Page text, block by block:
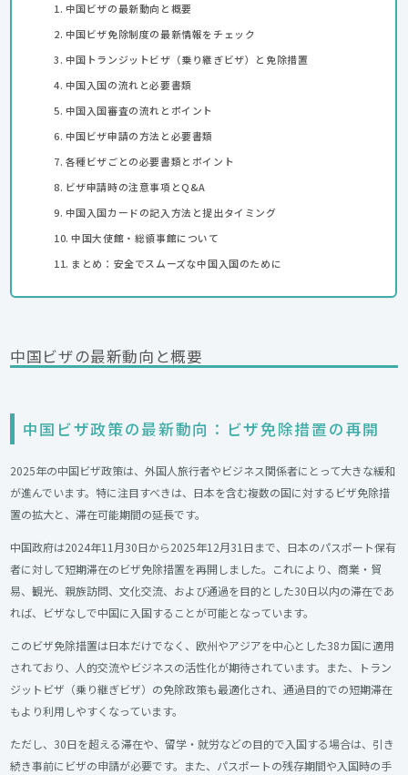
中国ビザの最新動向と概要
中国ビザ免除制度の最新情報をチェック
中国トランジットビザ（乗り継ぎビザ）と免除措置
中国入国の流れと必要書類
中国入国審査の流れとポイント
中国ビザ申請の方法と必要書類
各種ビザごとの必要書類とポイント
ビザ申請時の注意事項とQ&A
中国入国カードの記入方法と提出タイミング
中国大使館・総領事館について
まとめ：安全でスムーズな中国入国のために
中国ビザの最新動向と概要
中国ビザ政策の最新動向：ビザ免除措置の再開
2025年の中国ビザ政策は、外国人旅行者やビジネス関係者にとって大きな緩和
が進んでいます。特に注目すべきは、日本を含む複数の国に対するビザ免除措
置の拡大と、滞在可能期間の延長です。
中国政府は2024年11月30日から2025年12月31日まで、日本のパスポート保有
者に対して短期滞在のビザ免除措置を再開しました。これにより、商業・貿
易、観光、親族訪問、文化交流、および通過を目的とした30日以内の滞在であ
れば、ビザなしで中国に入国することが可能となっています。
このビザ免除措置は日本だけでなく、欧州やアジアを中心とした38カ国に適用
されており、人的交流やビジネスの活性化が期待されています。また、トラン
ジットビザ（乗り継ぎビザ）の免除政策も最適化され、通過目的での短期滞在
もより利用しやすくなっています。
ただし、30日を超える滞在や、留学・就労などの目的で入国する場合は、引き
続き事前にビザの申請が必要です。また、パスポートの残存期間や入国時の手